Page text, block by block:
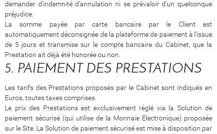
demander d’indemnité d’annulation ni se prévaloir d’un quelconque
préjudice.
La somme payée par carte bancaire par le Client est
automatiquement déconsignée de la plateforme de paiement à l’issue
de 5 jours et transmise sur le compte bancaire du Cabinet, que la
Prestation ait déjà été honorée ou non.
5. PAIEMENT DES PRESTATIONS
Les tarifs des Prestations proposés par le Cabinet sont indiqués en
Euros, toutes taxes comprises.
Le prix des Prestations est exclusivement réglé via la Solution de
paiement sécurisé (qui utilise de la Monnaie Electronique) proposée
sur le Site. La Solution de paiement sécurisé est mise à disposition par